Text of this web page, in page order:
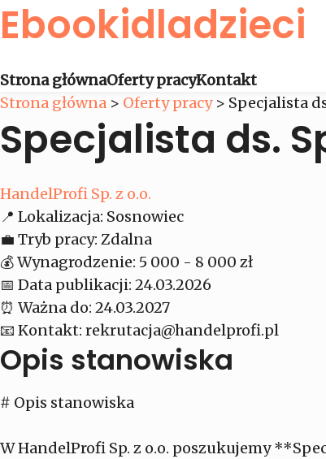
Ebookidladzieci
Strona głównaOferty pracyKontakt
Strona główna > Oferty pracy> Specjalista
Specjalista ds.
HandelProfi Sp. z o.o.
📍 Lokalizacja: Sosnowiec
💼 Tryb pracy: Zdalna
💰Wynagrodzenie: 5 000 - 8 000 zł
📅 Data publikacji: 24.03.2026
⏰ Ważna do: 24.03.2027
📧 Kontakt: rekrutacja@handelprofi.pl
Opis stanowiska
# Opis stanowiska
W HandelProfi Sp. z o.o. poszukujemy